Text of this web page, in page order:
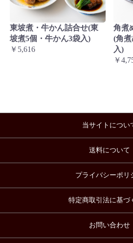
東坡煮・牛かん詰合せ(東
坡煮5個・牛かん3袋入)
￥5,616
角煮
(角
入)
￥
当サイトについ
送料について
プライバシーポリ
特定商取引法に基づ
お問い合わせ